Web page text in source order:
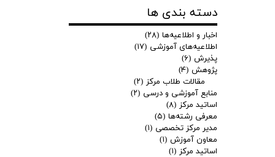
دسته بندی ها
اخبار و اطلاعیه‌ها (۲۸)
اطلاعیه‌های آموزشی (۱۷)
پذیرش (۶)
پژوهش (۴)
مقالات طلاب مرکز (۲)
منابع آموزشی و درسی (۲)
اساتید مرکز (۸)
معرفی رشته‌ها (۵)
مدیر مرکز تخصصی (۱)
معاون آموزش (۱)
اساتید مرکز (۱)